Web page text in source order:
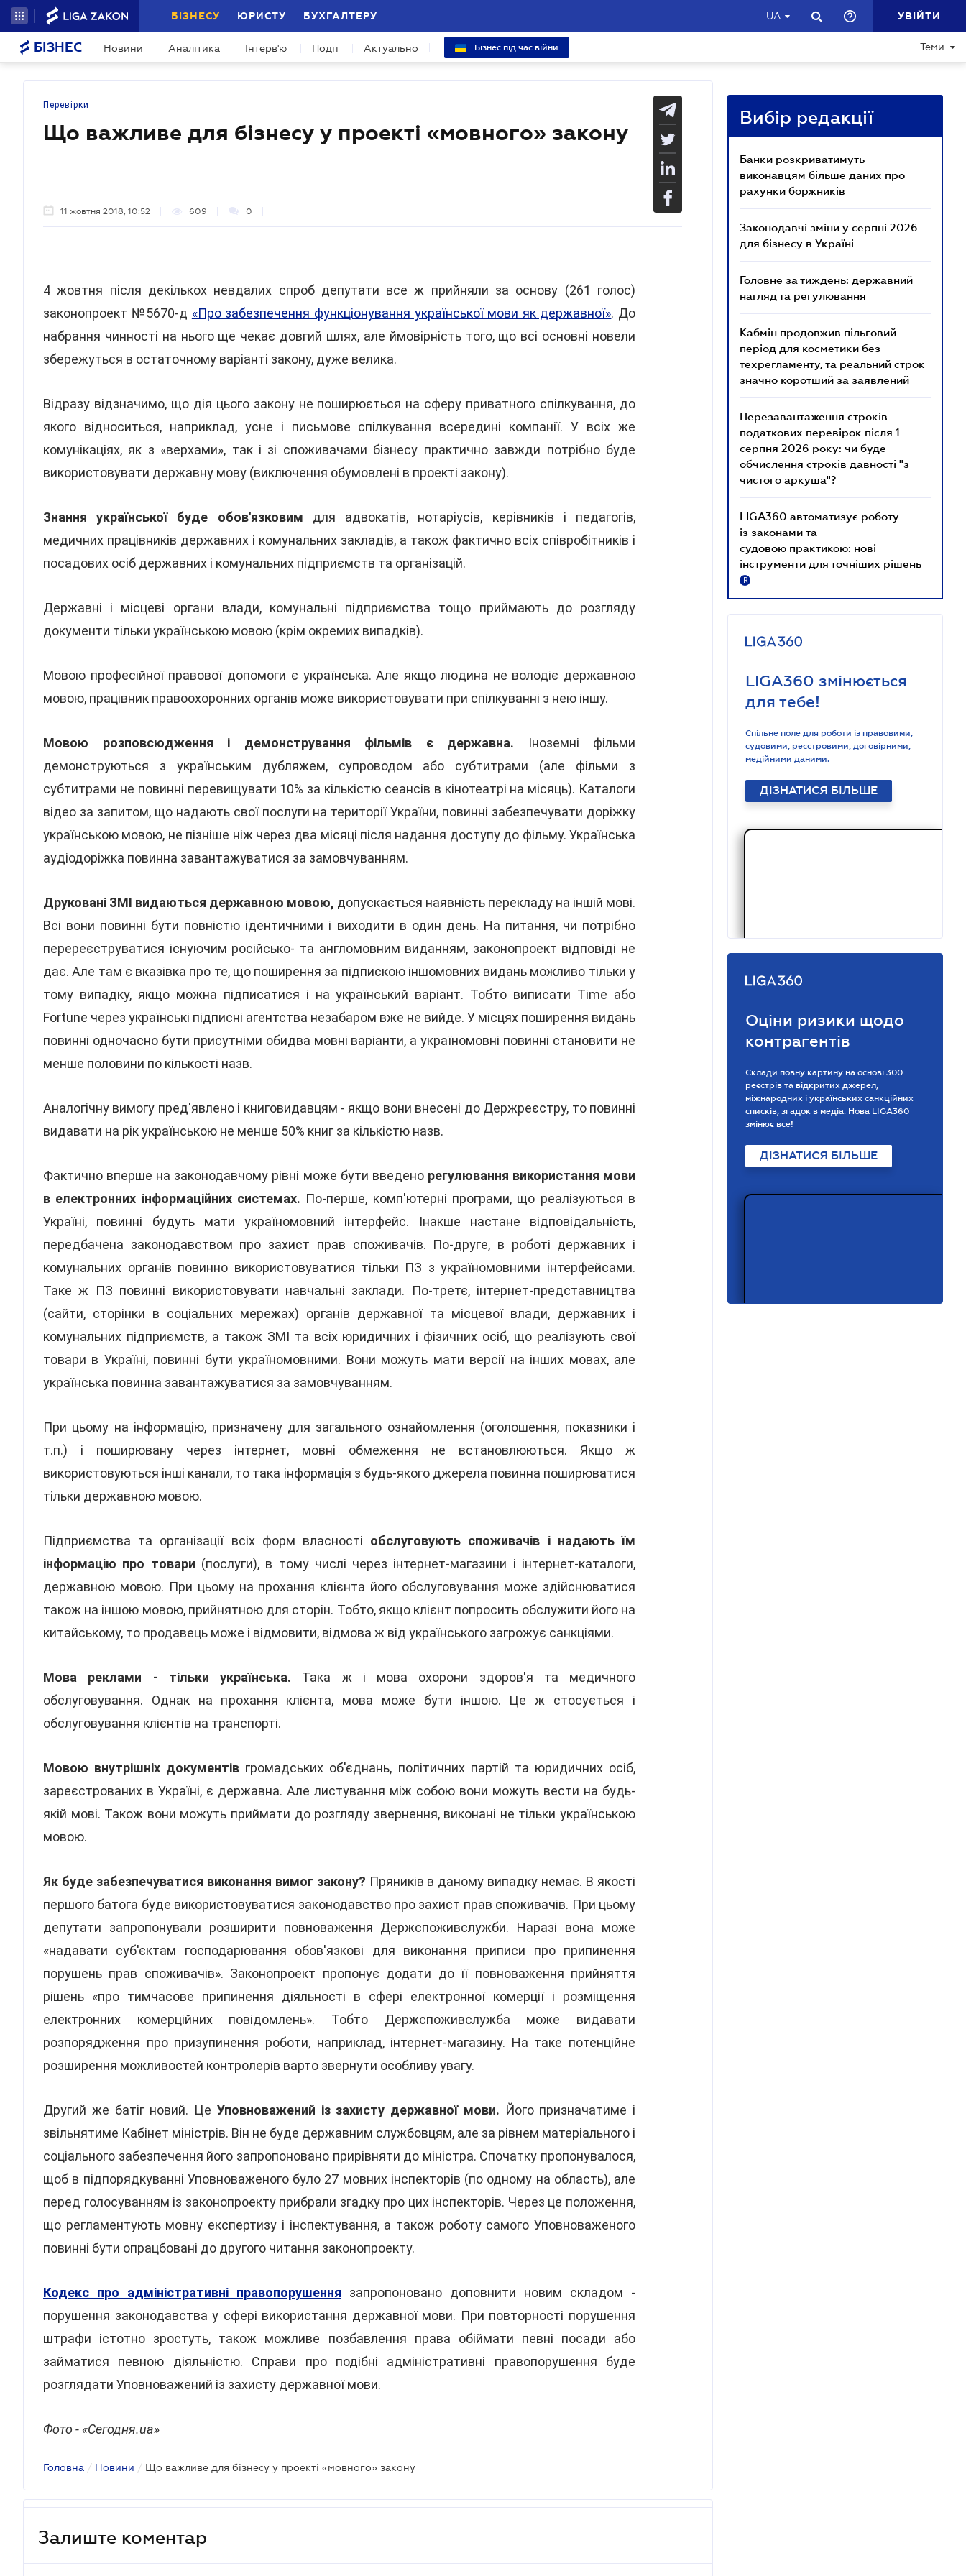
БІЗНЕСУ ЮРИСТУ БУХГАЛТЕРУ UA УВІЙТИ
БІЗНЕС Новини Аналітика Інтерв'ю Події Актуально Бізнес під час війни Теми
Перевірки
Що важливе для бізнесу у проекті «мовного» закону
11 жовтня 2018, 10:52 609 0
4 жовтня після декількох невдалих спроб депутати все ж прийняли за основу (261 голос)
законопроект №5670-д «Про забезпечення функціонування української мови як державної». До
набрання чинності на нього ще чекає довгий шлях, але ймовірність того, що всі основні новели
збережуться в остаточному варіанті закону, дуже велика.
Відразу відзначимо, що дія цього закону не поширюється на сферу приватного спілкування, до
якого відноситься, наприклад, усне і письмове спілкування всередині компанії. У всіх же
комунікаціях, як з «верхами», так і зі споживачами бізнесу практично завжди потрібно буде
використовувати державну мову (виключення обумовлені в проекті закону).
Знання української буде обов'язковим для адвокатів, нотаріусів, керівників і педагогів,
медичних працівників державних і комунальних закладів, а також фактично всіх співробітників і
посадових осіб державних і комунальних підприємств та організацій.
Державні і місцеві органи влади, комунальні підприємства тощо приймають до розгляду
документи тільки українською мовою (крім окремих випадків).
Мовою професійної правової допомоги є українська. Але якщо людина не володіє державною
мовою, працівник правоохоронних органів може використовувати при спілкуванні з нею іншу.
Мовою розповсюдження і демонстрування фільмів є державна. Іноземні фільми
демонструються з українським дубляжем, супроводом або субтитрами (але фільми з
субтитрами не повинні перевищувати 10% за кількістю сеансів в кінотеатрі на місяць). Каталоги
відео за запитом, що надають свої послуги на території України, повинні забезпечувати доріжку
українською мовою, не пізніше ніж через два місяці після надання доступу до фільму. Українська
аудіодоріжка повинна завантажуватися за замовчуванням.
Друковані ЗМІ видаються державною мовою, допускається наявність перекладу на іншій мові.
Всі вони повинні бути повністю ідентичними і виходити в один день. На питання, чи потрібно
перереєструватися існуючим російсько- та англомовним виданням, законопроект відповіді не
дає. Але там є вказівка про те, що поширення за підпискою іншомовних видань можливо тільки у
тому випадку, якщо можна підписатися і на український варіант. Тобто виписати Time або
Fortune через українські підписні агентства незабаром вже не вийде. У місцях поширення видань
повинні одночасно бути присутніми обидва мовні варіанти, а україномовні повинні становити не
менше половини по кількості назв.
Аналогічну вимогу пред'явлено і книговидавцям - якщо вони внесені до Держреєстру, то повинні
видавати на рік українською не менше 50% книг за кількістю назв.
Фактично вперше на законодавчому рівні може бути введено регулювання використання мови
в електронних інформаційних системах. По-перше, комп'ютерні програми, що реалізуються в
Україні, повинні будуть мати україномовний інтерфейс. Інакше настане відповідальність,
передбачена законодавством про захист прав споживачів. По-друге, в роботі державних і
комунальних органів повинно використовуватися тільки ПЗ з україномовними інтерфейсами.
Таке ж ПЗ повинні використовувати навчальні заклади. По-третє, інтернет-представництва
(сайти, сторінки в соціальних мережах) органів державної та місцевої влади, державних і
комунальних підприємств, а також ЗМІ та всіх юридичних і фізичних осіб, що реалізують свої
товари в Україні, повинні бути україномовними. Вони можуть мати версії на інших мовах, але
українська повинна завантажуватися за замовчуванням.
При цьому на інформацію, призначену для загального ознайомлення (оголошення, показники і
т.п.) і поширювану через інтернет, мовні обмеження не встановлюються. Якщо ж
використовуються інші канали, то така інформація з будь-якого джерела повинна поширюватися
тільки державною мовою.
Підприємства та організації всіх форм власності обслуговують споживачів і надають їм
інформацію про товари (послуги), в тому числі через інтернет-магазини і інтернет-каталоги,
державною мовою. При цьому на прохання клієнта його обслуговування може здійснюватися
також на іншою мовою, прийнятною для сторін. Тобто, якщо клієнт попросить обслужити його на
китайському, то продавець може і відмовити, відмова ж від українського загрожує санкціями.
Мова реклами - тільки українська. Така ж і мова охорони здоров'я та медичного
обслуговування. Однак на прохання клієнта, мова може бути іншою. Це ж стосується і
обслуговування клієнтів на транспорті.
Мовою внутрішніх документів громадських об'єднань, політичних партій та юридичних осіб,
зареєстрованих в Україні, є державна. Але листування між собою вони можуть вести на будь-
якій мові. Також вони можуть приймати до розгляду звернення, виконані не тільки українською
мовою.
Як буде забезпечуватися виконання вимог закону? Пряників в даному випадку немає. В якості
першого батога буде використовуватися законодавство про захист прав споживачів. При цьому
депутати запропонували розширити повноваження Держспоживслужби. Наразі вона може
«надавати суб'єктам господарювання обов'язкові для виконання приписи про припинення
порушень прав споживачів». Законопроект пропонує додати до її повноваження прийняття
рішень «про тимчасове припинення діяльності в сфері електронної комерції і розміщення
електронних комерційних повідомлень». Тобто Держспоживслужба може видавати
розпорядження про призупинення роботи, наприклад, інтернет-магазину. На таке потенційне
розширення можливостей контролерів варто звернути особливу увагу.
Другий же батіг новий. Це Уповноважений із захисту державної мови. Його призначатиме і
звільнятиме Кабінет міністрів. Він не буде державним службовцям, але за рівнем матеріального і
соціального забезпечення його запропоновано прирівняти до міністра. Спочатку пропонувалося,
щоб в підпорядкуванні Уповноваженого було 27 мовних інспекторів (по одному на область), але
перед голосуванням із законопроекту прибрали згадку про цих інспекторів. Через це положення,
що регламентують мовну експертизу і інспектування, а також роботу самого Уповноваженого
повинні бути опрацбовані до другого читання законопроекту.
Кодекс про адміністративні правопорушення запропоновано доповнити новим складом -
порушення законодавства у сфері використання державної мови. При повторності порушення
штрафи істотно зростуть, також можливе позбавлення права обіймати певні посади або
займатися певною діяльністю. Справи про подібні адміністративні правопорушення буде
розглядати Уповноважений із захисту державної мови.
Фото - «Сегодня.ua»
Головна / Новини / Що важливе для бізнесу у проекті «мовного» закону
Залиште коментар
Вибір редакції
Банки розкриватимуть
виконавцям більше даних про
рахунки боржників
Законодавчі зміни у серпні 2026
для бізнесу в Україні
Головне за тиждень: державний
нагляд та регулювання
Кабмін продовжив пільговий
період для косметики без
техрегламенту, та реальний строк
значно коротший за заявлений
Перезавантаження строків
податкових перевірок після 1
серпня 2026 року: чи буде
обчислення строків давності "з
чистого аркуша"?
LIGA360 автоматизує роботу
із законами та
судовою практикою: нові
інструменти для точніших рішень
R
LIGA360 змінюється
для тебе!
Спільне поле для роботи із правовими,
судовими, реєстровими, договірними,
медійними даними.
ДІЗНАТИСЯ БІЛЬШЕ
Оціни ризики щодо
контрагентів
Склади повну картину на основі 300
реєстрів та відкритих джерел,
міжнародних і українських санкційних
списків, згадок в медіа. Нова LIGA360
змінює все!
ДІЗНАТИСЯ БІЛЬШЕ